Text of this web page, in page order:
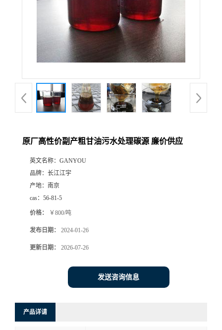
原厂高性价副产粗甘油污水处理碳源 廉价供应
英文名称： GANYOU
品牌： 长江江宇
产地： 南京
cas： 56-81-5
价格： ￥800/吨
发布日期： 2024-01-26
更新日期： 2026-07-26
发送咨询信息
产品详请